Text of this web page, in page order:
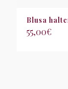
Blusa
55,00€